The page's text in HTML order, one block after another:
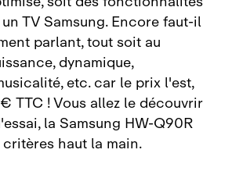
TV Samsung. Encore faut‑il
parlant, tout soit au
dynamique,
etc. car le prix l'est,
TTC ! Vous allez le découvrir
la Samsung HW‑Q90R
haut la main.